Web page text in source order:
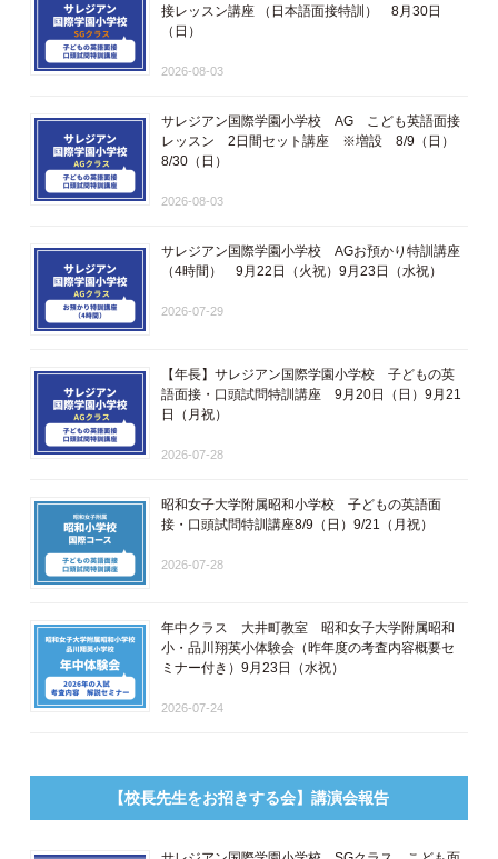
接レッスン講座 ​（日本語面接特訓​） 8月30日
（日）
2026-08-03
サレジアン国際学園小学校 AG こども英語面接
レッスン 2日間セット講座 ※増設 8/9（日）
8/30（日）
2026-08-03
サレジアン国際学園小学校 AGお預かり特訓講座
（4時間） 9月22日（火祝）9月23日（水祝）
2026-07-29
【年長】サレジアン国際学園小学校 子どもの英
語面接・口頭試問特訓講座 9月20日（日）9月21
日（月祝）
2026-07-28
昭和女子大学附属昭和小学校 子どもの英語面
接・口頭試問特訓講座8/9（日）9/21（月祝）
2026-07-28
年中クラス 大井町教室 昭和女子大学附属昭和
小・品川翔英小体験会（昨年度の考査内容概要セ
ミナー付き）9月23日（水祝）
2026-07-24
【校長先生をお招きする会】講演会報告